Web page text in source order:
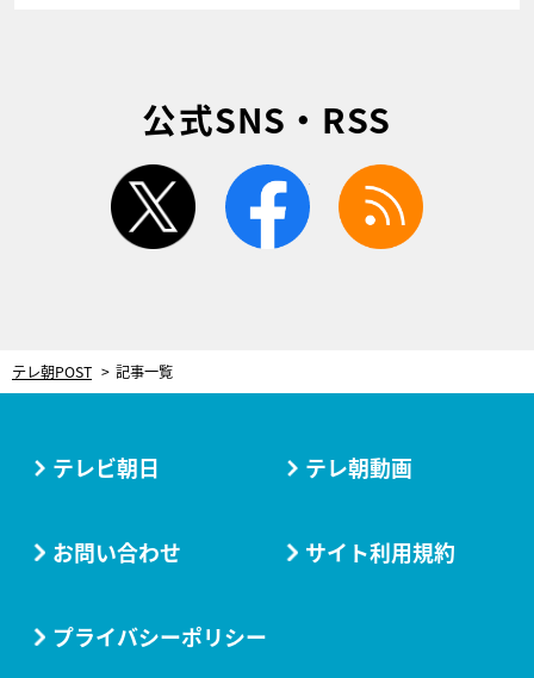
公式SNS・RSS
twitter facebook
テレ朝POST 記事一覧
テレビ朝日 テレ朝動画
お問い合わせ サイト利用規約
プライバシーポリシー